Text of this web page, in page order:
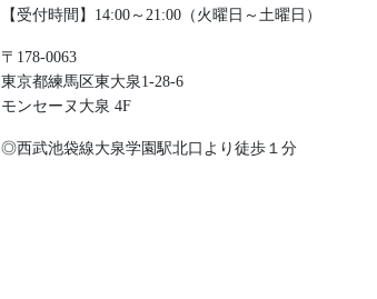
【受付時間】14:00～21:00（火曜日～土曜日）
〒178-0063
東京都練馬区東大泉1-28-6
モンセーヌ大泉 4F
◎西武池袋線大泉学園駅北口より徒歩１分